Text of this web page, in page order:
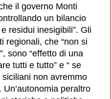
il governo Monti
un bilancio
residui inesigibili”. Gli
regionali, che “non si
sono “effetto di una
tutti e tutto” e “ se
non avremmo
peraltro